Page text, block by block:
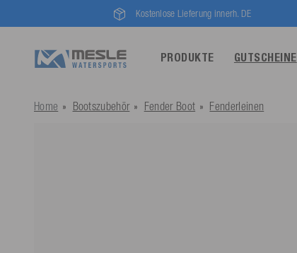
Kostenlose Lieferung innerh. DE
PRODUKTE GUTSCHEINE
Home Bootszubehör Fender Boot Fenderleinen